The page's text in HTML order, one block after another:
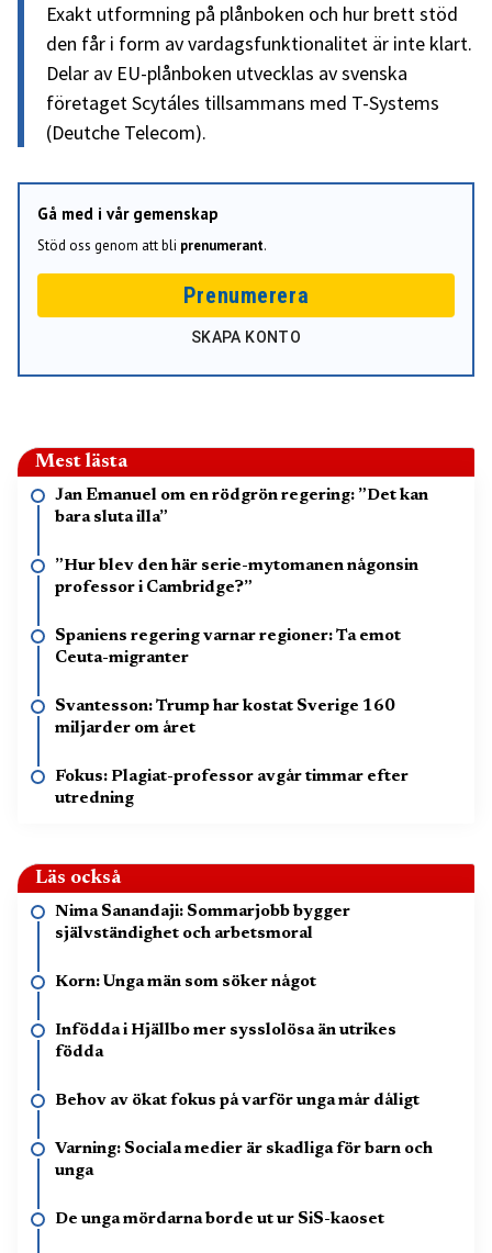
Exakt utformning på plånboken och hur brett stöd
den får i form av vardagsfunktionalitet är inte klart.
Delar av EU-plånboken utvecklas av svenska
företaget Scytáles tillsammans med T-Systems
(Deutche Telecom).
Gå med i vår gemenskap
Stöd oss genom att bli prenumerant.
Prenumerera
SKAPA KONTO
Mest lästa
Jan Emanuel om en rödgrön regering: ”Det kan
bara sluta illa”
”Hur blev den här serie-mytomanen någonsin
professor i Cambridge?”
Spaniens regering varnar regioner: Ta emot
Ceuta-migranter
Svantesson: Trump har kostat Sverige 160
miljarder om året
Fokus: Plagiat-professor avgår timmar efter
utredning
Läs också
Nima Sanandaji: Sommarjobb bygger
självständighet och arbetsmoral
Korn: Unga män som söker något
Infödda i Hjällbo mer sysslolösa än utrikes
födda
Behov av ökat fokus på varför unga mår dåligt
Varning: Sociala medier är skadliga för barn och
unga
De unga mördarna borde ut ur SiS-kaoset